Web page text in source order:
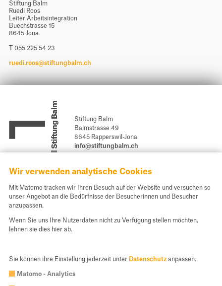
Stiftung Balm
Suche
Jobs
Aktuelles
Newsletter
Stiftung Balm
Ruedi Roos
Leiter Arbeitsintegration
Buechstrasse 15
8645 Jona
T 055 225 54 23
ruedi.roos@stiftungbalm.ch
Wir verwenden analytische Cookies
Mit Matomo tracken wir Ihren Besuch auf der Website und versuchen so
unser Angebot an die Bedürfnisse der Besucherinnen und Besucher
anzupassen.
Wenn Sie uns Ihre Nutzerdaten nicht zu Verfügung stellen möchten,
lehnen sie dies hier ab.
Sie können ihre Einstellung jederzeit unter Datenschutzanpassen.
Matomo - Analytics
Stiftung Balm
Balmstrasse 49
8645 Rapperswil-Jona
info@stiftungbalm.ch
Spendenkonto und Kontakt
Unsere E-Banking Daten für Ihre Spende:
St. Galler Kantonalbank AG, 9001 St. Gallen
IBAN CH54 0078 1624 4588 9200 0